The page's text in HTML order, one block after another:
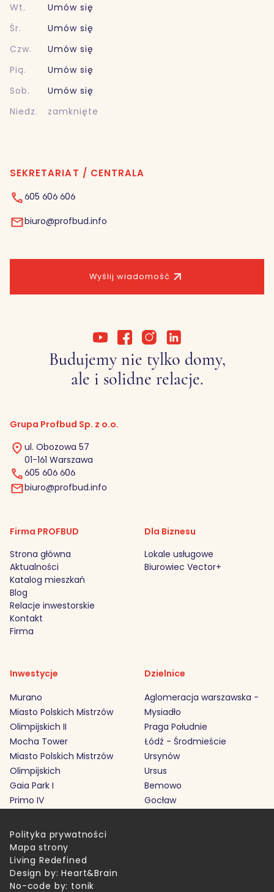
Wyślij wiadomość
Wt.
Umów się
Śr.
Umów się
Czw.
Umów się
Pią.
Umów się
Sob.
Umów się
Niedz.
zamknięte
SEKRETARIAT / CENTRALA
605 606 606
biuro@profbud.info
Budujemy nie tylko domy,
ale i solidne relacje.
Grupa Profbud Sp. z o.o.
ul. Obozowa 57
01-161 Warszawa
605 606 606
biuro@profbud.info
Firma PROFBUD
Strona główna
Aktualności
Katalog mieszkań
Blog
Relacje inwestorskie
Kontakt
Firma
Dla Biznesu
Lokale usługowe
Biurowiec Vector+
Inwestycje
Murano
Miasto Polskich Mistrzów
Olimpijskich II
Mocha Tower
Miasto Polskich Mistrzów
Olimpijskich
Gaia Park I
Primo IV
Dzielnice
Aglomeracja warszawska -
Mysiadło
Praga Południe
Łódź - Środmieście
Ursynów
Ursus
Bemowo
Gocław
Polityka prywatności
Mapa strony
Living Redefined
Design by: Heart&Brain
No-code by: tonik